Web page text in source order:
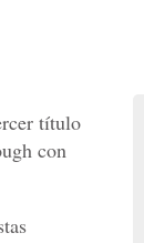
título
con